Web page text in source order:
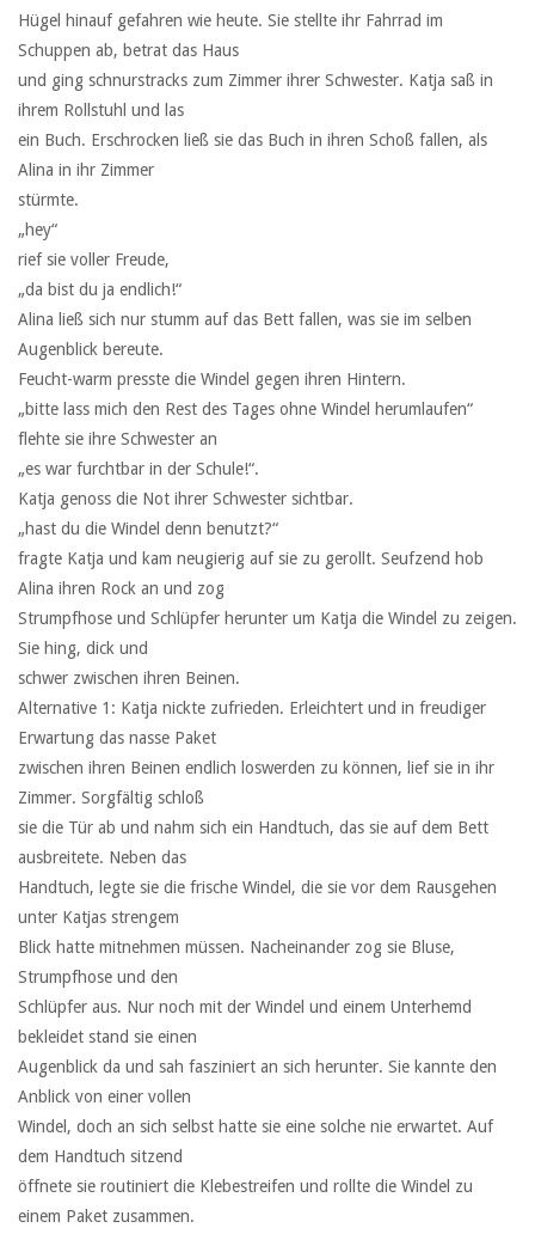
Hügel hinauf gefahren wie heute. Sie stellte ihr Fahrrad im
Schuppen ab, betrat das Haus
und ging schnurstracks zum Zimmer ihrer Schwester. Katja saß in
ihrem Rollstuhl und las
ein Buch. Erschrocken ließ sie das Buch in ihren Schoß fallen, als
Alina in ihr Zimmer
stürmte.
„hey“
rief sie voller Freude,
„da bist du ja endlich!“
Alina ließ sich nur stumm auf das Bett fallen, was sie im selben
Augenblick bereute.
Feucht-warm presste die Windel gegen ihren Hintern.
„bitte lass mich den Rest des Tages ohne Windel herumlaufen“
flehte sie ihre Schwester an
„es war furchtbar in der Schule!“.
Katja genoss die Not ihrer Schwester sichtbar.
„hast du die Windel denn benutzt?“
fragte Katja und kam neugierig auf sie zu gerollt. Seufzend hob
Alina ihren Rock an und zog
Strumpfhose und Schlüpfer herunter um Katja die Windel zu zeigen.
Sie hing, dick und
schwer zwischen ihren Beinen.
Alternative 1: Katja nickte zufrieden. Erleichtert und in freudiger
Erwartung das nasse Paket
zwischen ihren Beinen endlich loswerden zu können, lief sie in ihr
Zimmer. Sorgfältig schloß
sie die Tür ab und nahm sich ein Handtuch, das sie auf dem Bett
ausbreitete. Neben das
Handtuch, legte sie die frische Windel, die sie vor dem Rausgehen
unter Katjas strengem
Blick hatte mitnehmen müssen. Nacheinander zog sie Bluse,
Strumpfhose und den
Schlüpfer aus. Nur noch mit der Windel und einem Unterhemd
bekleidet stand sie einen
Augenblick da und sah fasziniert an sich herunter. Sie kannte den
Anblick von einer vollen
Windel, doch an sich selbst hatte sie eine solche nie erwartet. Auf
dem Handtuch sitzend
öffnete sie routiniert die Klebestreifen und rollte die Windel zu
einem Paket zusammen.